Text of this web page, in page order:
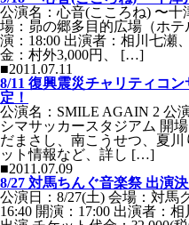
公演名：心音(こころね) 〜十
場：昴の郷多目的広場（ホテ
演：18:00 出演者：相川七瀬
金：村外3,000円、 […]
■2011.07.11
8/11 復興震災チャリティコ
定！
公演名：SMILE AGAIN 2 公
シマサッカースタジアム 開
だまさし、南こうせつ、夏
ット情報など、詳し […]
■2011.07.09
8/27 対馬ちんぐ音楽祭 出演決
公演日：8/27(土) 会場：対馬
16:40 開演：17:00 出演者：